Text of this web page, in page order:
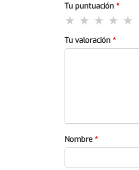
Tu puntuación *
Tu valoración *
Nombre *